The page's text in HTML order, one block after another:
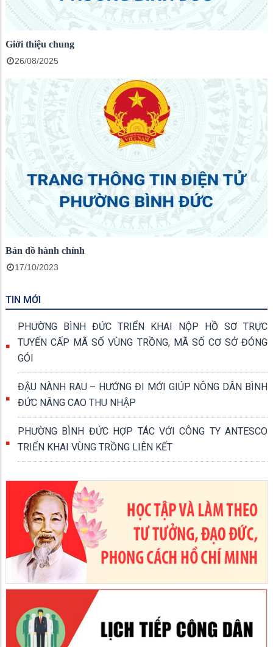
Giới thiệu chung
26/08/2025
Bản đồ hành chính
17/10/2023
TIN MỚI
PHƯỜNG BÌNH ĐỨC TRIỂN KHAI NỘP HỒ SƠ TRỰC
TUYẾN CẤP MÃ SỐ VÙNG TRỒNG, MÃ SỐ CƠ SỞ ĐÓNG
GÓI
ĐẬU NÀNH RAU – HƯỚNG ĐI MỚI GIÚP NÔNG DÂN BÌNH
ĐỨC NÂNG CAO THU NHẬP
PHƯỜNG BÌNH ĐỨC HỢP TÁC VỚI CÔNG TY ANTESCO
TRIỂN KHAI VÙNG TRỒNG LIÊN KẾT